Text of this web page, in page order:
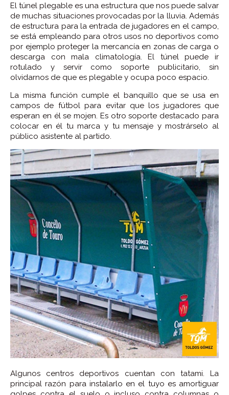
El túnel plegable es una estructura que nos puede salvar
de muchas situaciones provocadas por la lluvia. Además
de estructura para la entrada de jugadores en el campo,
se está empleando para otros usos no deportivos como
por ejemplo proteger la mercancía en zonas de carga o
descarga con mala climatología. El túnel puede ir
rotulado y servir como soporte publicitario, sin
olvidarnos de que es plegable y ocupa poco espacio.
La misma función cumple el banquillo que se usa en
campos de fútbol para evitar que los jugadores que
esperan en él se mojen. Es otro soporte destacado para
colocar en él tu marca y tu mensaje y mostrárselo al
público asistente al partido.
Algunos centros deportivos cuentan con tatami. La
principal razón para instalarlo en el tuyo es amortiguar